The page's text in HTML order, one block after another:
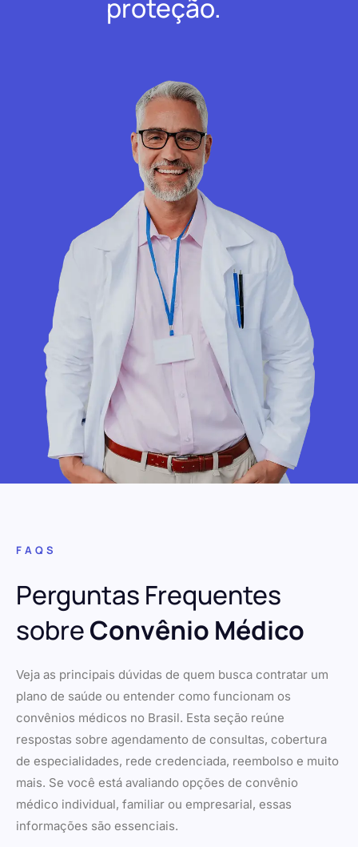
proteção.
FAQS
Perguntas Frequentes
sobreConvênio Médico
Veja as principais dúvidas de quem busca contratar um
plano de saúde ou entender como funcionam os
convênios médicos no Brasil. Esta seção reúne
respostas sobre agendamento de consultas, cobertura
de especialidades, rede credenciada, reembolso e muito
mais. Se você está avaliando opções de convênio
médico individual, familiar ou empresarial, essas
informações são essenciais.